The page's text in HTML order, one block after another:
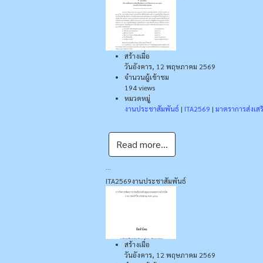
สร้างเมื่อ
วันอังคาร, 12 พฤษภาคม 2569
จำนวนผู้เข้าชม
194 views
หมวดหมู่
งานประชาสัมพันธ์ | ITA2569 | มาตราการส่งเ
Read more...
ITA2569งานประชาสัมพันธ์
สร้างเมื่อ
วันอังคาร, 12 พฤษภาคม 2569